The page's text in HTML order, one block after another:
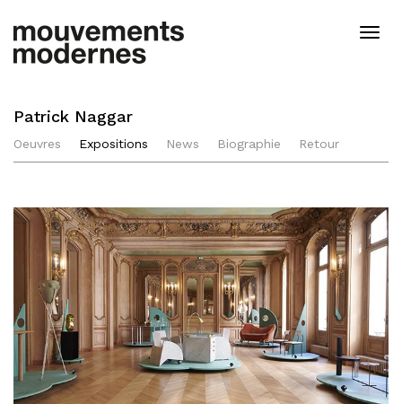
au
contenu
Patrick Naggar
Oeuvres Expositions News Biographie Retour